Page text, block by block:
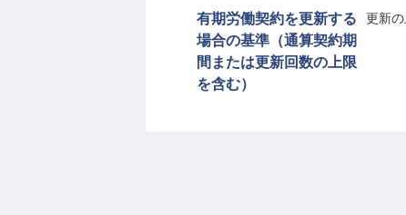
有期労働契約を更新する
場合の基準（通算契約期
間または更新回数の上限
を含む）
更新